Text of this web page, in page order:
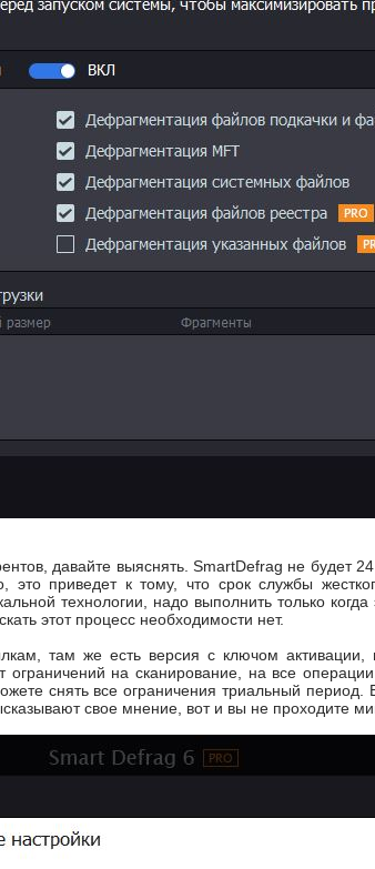
давайте выяснять. SmartDefrag не будет
приведет к тому, что срок службы
технологии, надо выполнить только когда
этот процесс необходимости нет.
там же есть версия с ключом активации,
ограничений на сканирование, на все
снять все ограничения триальный
свое мнение, вот и вы не проходите